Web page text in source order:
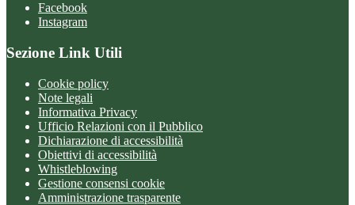
Facebook
Instagram
Sezione Link Utili
Cookie policy
Note legali
Informativa Privacy
Ufficio Relazioni con il Pubblico
Dichiarazione di accessibilità
Obiettivi di accessibilità
Whistleblowing
Gestione consensi cookie
Amministrazione trasparente